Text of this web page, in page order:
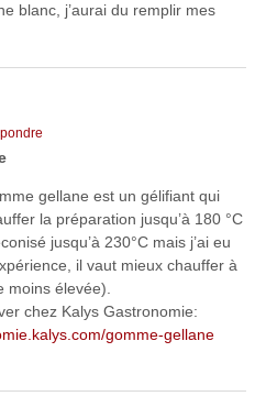
blanc, j’aurai du remplir mes
gellane est un gélifiant qui
la préparation jusqu’à 180 °C
jusqu’à 230°C mais j’ai eu
il vaut mieux chauffer à
moins élevée).
chez Kalys Gastronomie:
gomme-gellane